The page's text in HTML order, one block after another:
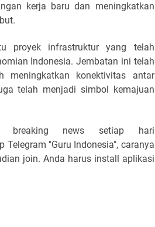
kerja baru dan meningkatkan
proyek infrastruktur yang telah
Indonesia. Jembatan ini telah
meningkatkan konektivitas antar
telah menjadi simbol kemajuan
breaking news setiap hari
Telegram "Guru Indonesia", caranya
join. Anda harus install aplikasi